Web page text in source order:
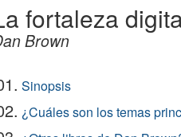
fortaleza
Brown
Sinopsis
¿Cuáles son los temas